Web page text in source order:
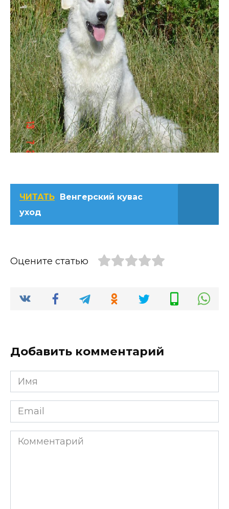
ЧИТАТЬ Венгерский кувас
уход
Оцените статью
Добавить комментарий
Имя
*
Email
*
Комментарий